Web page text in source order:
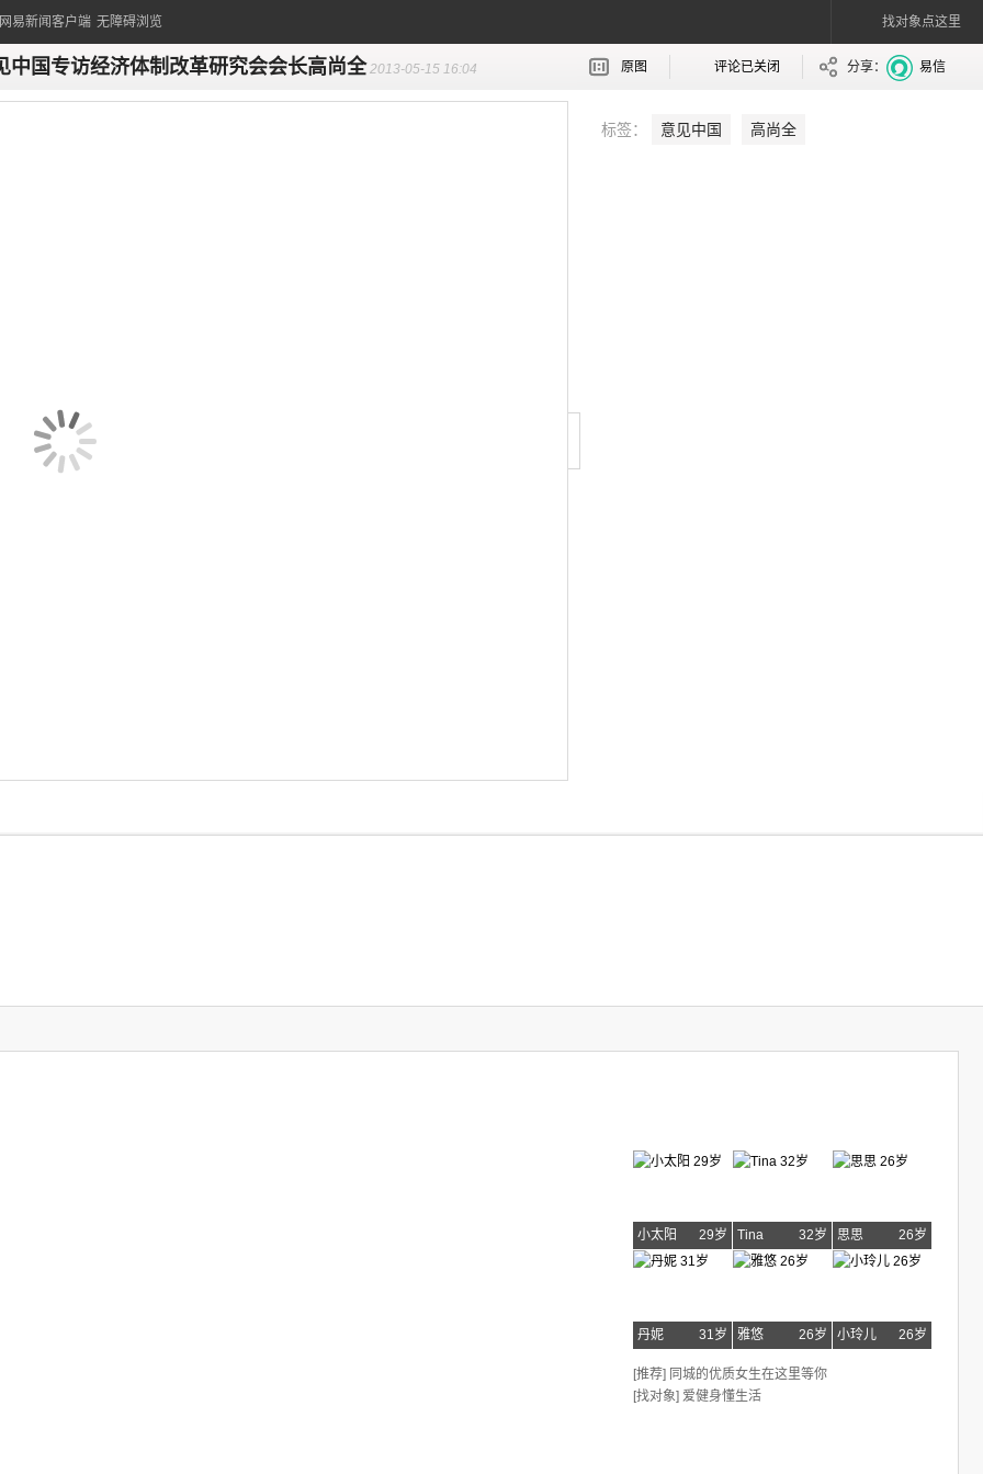
易新闻客户端 无障碍浏览 找对象点这里
中国专访经济体制改革研究会会长高尚全 2013-05-15 16:04 原图 评论已关闭 分享： 易信
标签： 意见中国 高尚全
小太阳 29岁 Tina 32岁 思思 26岁
丹妮 31岁 雅悠 26岁 小玲儿 26岁
[推荐] 同城的优质女生在这里等你
[找对象] 爱健身懂生活